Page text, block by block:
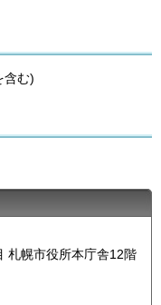
含む)
札幌市役所本庁舎12階